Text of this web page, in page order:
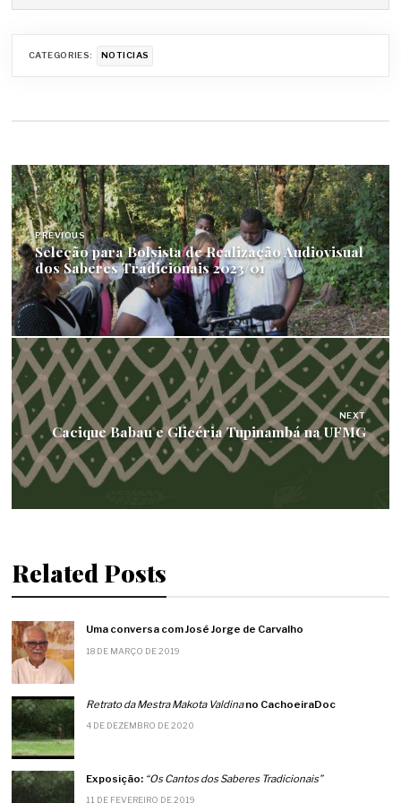
CATEGORIES: NOTICIAS
Navegação
de
Post
PREVIOUS
Seleção para Bolsista de Realização Audiovisual
dos Saberes Tradicionais 2023/01
NEXT
Cacique Babau e Glicéria Tupinambá na UFMG
Related Posts
Uma conversa com José Jorge de Carvalho
18 DE MARÇO DE 2019
Retrato da Mestra Makota Valdinano CachoeiraDoc
4 DE DEZEMBRO DE 2020
Exposição: “Os Cantos dos Saberes Tradicionais”
11 DE FEVEREIRO DE 2019